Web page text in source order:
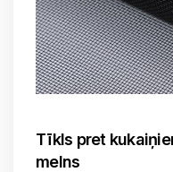
Tīkls pret
melns